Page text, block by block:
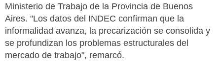
Ministerio de Trabajo de la Provincia de Buenos
Aires. "Los datos del INDEC confirman que la
informalidad avanza, la precarización se consolida y
se profundizan los problemas estructurales del
mercado de trabajo", remarcó.